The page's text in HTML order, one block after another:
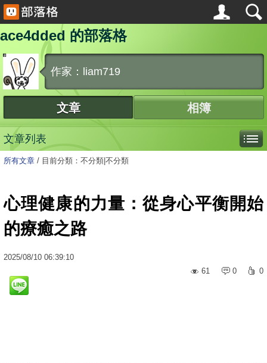
ace4dded 的部落格
作家：liam719
文章 相簿
文章列表
所有文章 / 目前分類：不分類|不分類
心理健康的力量：從身心平衡開始
的療癒之路
2025/08/10 06:39:10
61
0 0